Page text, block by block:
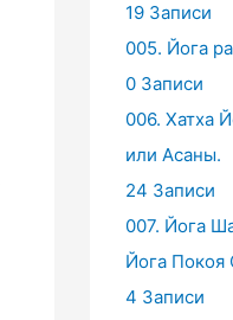
19 Записи
005. Йога
0 Записи
006. Хатха
или Асаны.
24 Записи
007. Йога
Йога Покоя
4 Записи